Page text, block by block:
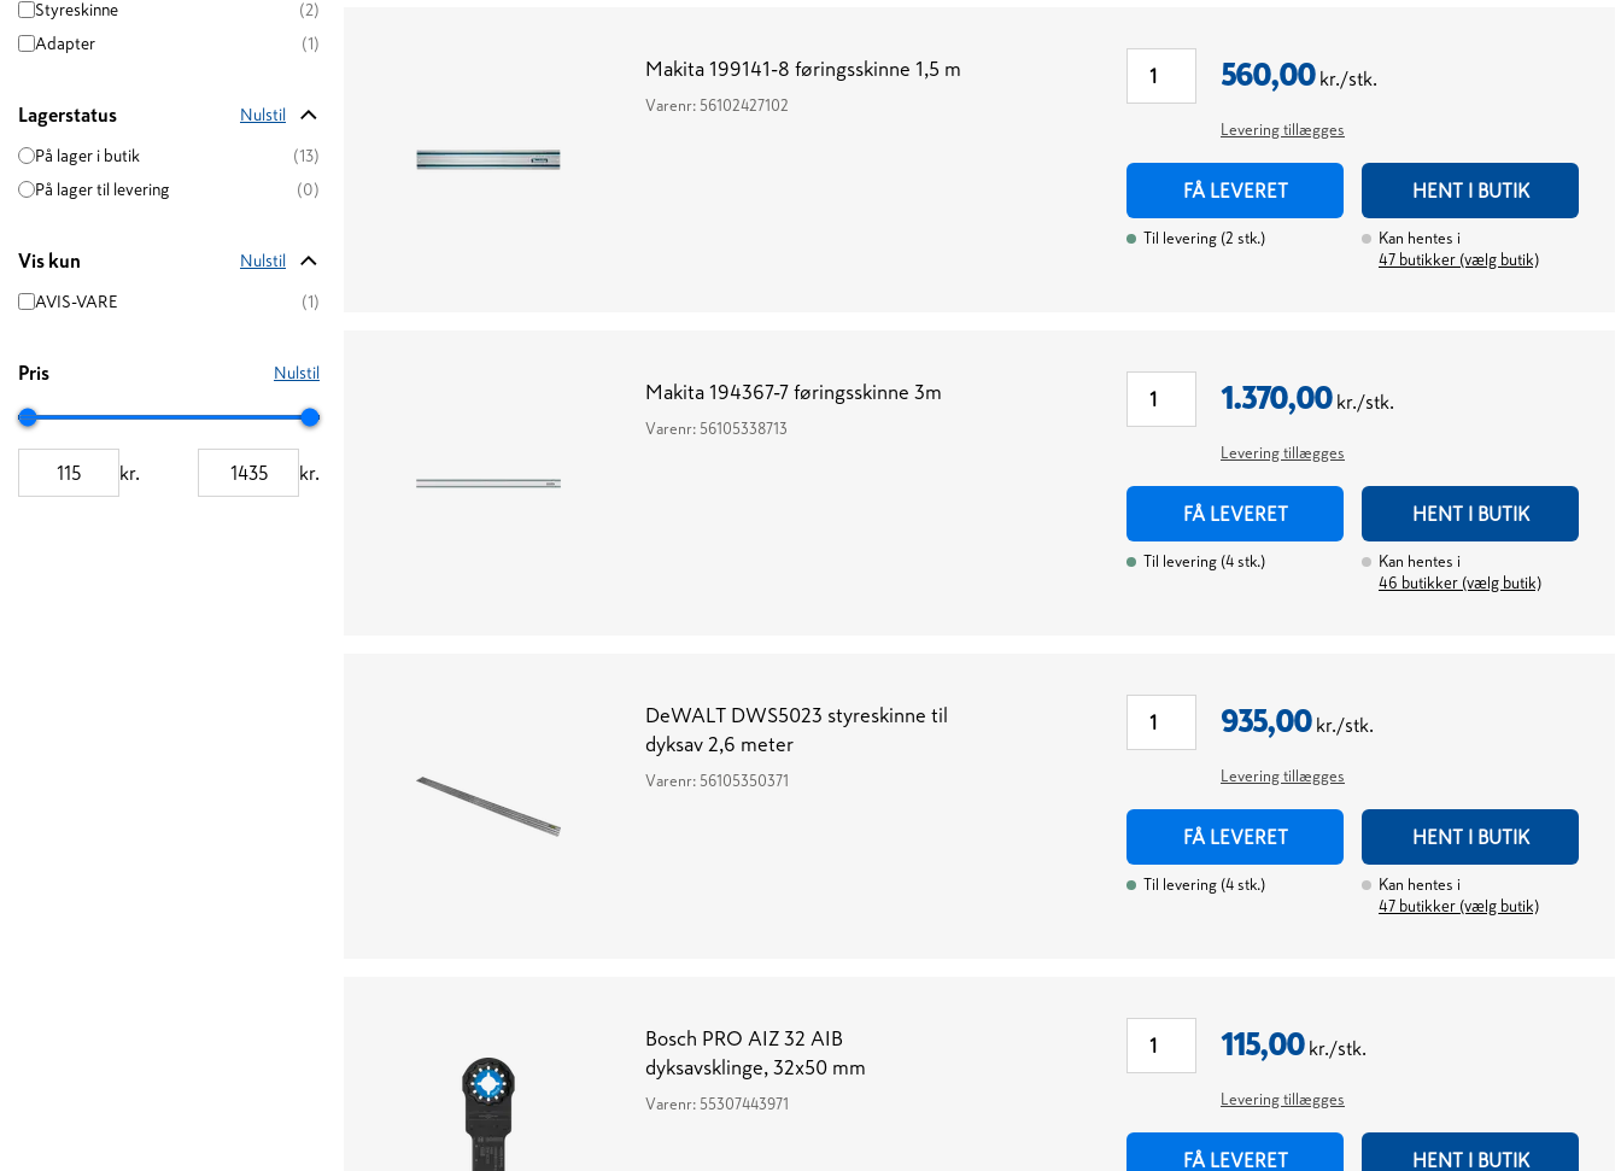
Styreskinne
(2)
Adapter
(1)
Lagerstatus Nulstil
På lager i butik
(13)
På lager til levering
(0)
Vis kun Nulstil
AVIS-VARE (1)
Pris Nulstil
kr. kr.
Makita 199141-8 føringsskinne 1,5 m
Varenr: 56102427102
560,00 kr./stk.
Levering tillægges
FÅ LEVERET HENT I BUTIK
Til levering (2 stk.)
Kan hentes i
47 butikker (vælg butik)
Makita 194367-7 føringsskinne 3m
Varenr: 56105338713
1.370,00 kr./stk.
Levering tillægges
FÅ LEVERET HENT I BUTIK
Til levering (4 stk.)
Kan hentes i
46 butikker (vælg butik)
DeWALT DWS5023 styreskinne til
dyksav 2,6 meter
Varenr: 56105350371
935,00 kr./stk.
Levering tillægges
FÅ LEVERET HENT I BUTIK
Til levering (4 stk.)
Kan hentes i
47 butikker (vælg butik)
Bosch PRO AIZ 32 AIB
dyksavsklinge, 32x50 mm
Varenr: 55307443971
115,00 kr./stk.
Levering tillægges
FÅ LEVERET HENT I BUTIK